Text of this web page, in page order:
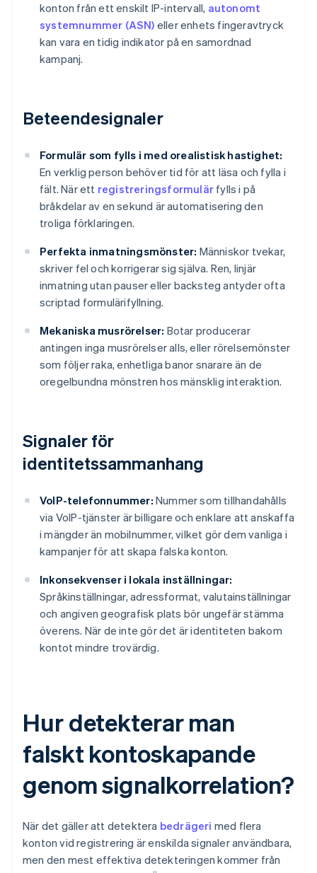
konton från ett enskilt IP-intervall, autonomt
systemnummer (ASN) eller enhets fingeravtryck
kan vara en tidig indikator på en samordnad
kampanj.
Beteendesignaler
Formulär som fylls i med orealistisk hastighet:
En verklig person behöver tid för att läsa och fylla i
fält. När ett registreringsformulär fylls i på
bråkdelar av en sekund är automatisering den
troliga förklaringen.
Perfekta inmatningsmönster: Människor tvekar,
skriver fel och korrigerar sig själva. Ren, linjär
inmatning utan pauser eller backsteg antyder ofta
scriptad formulärifyllning.
Mekaniska musrörelser: Botar producerar
antingen inga musrörelser alls, eller rörelsemönster
som följer raka, enhetliga banor snarare än de
oregelbundna mönstren hos mänsklig interaktion.
Signaler för
identitetssammanhang
VoIP-telefonnummer: Nummer som tillhandahålls
via VoIP-tjänster är billigare och enklare att anskaffa
i mängder än mobilnummer, vilket gör dem vanliga i
kampanjer för att skapa falska konton.
Inkonsekvenser i lokala inställningar:
Språkinställningar, adressformat, valutainställningar
och angiven geografisk plats bör ungefär stämma
överens. När de inte gör det är identiteten bakom
kontot mindre trovärdig.
Hur detekterar man
falskt kontoskapande
genom signalkorrelation?
När det gäller att detektera bedrägeri med flera
konton vid registrering är enskilda signaler användbara,
men den mest effektiva detekteringen kommer från